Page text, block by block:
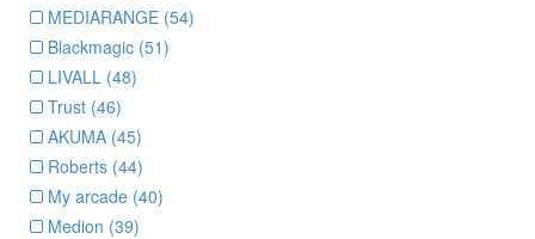
MEDIARANGE (54)
Blackmagic (51)
LIVALL (48)
Trust (46)
AKUMA (45)
Roberts (44)
My arcade (40)
Medion (39)